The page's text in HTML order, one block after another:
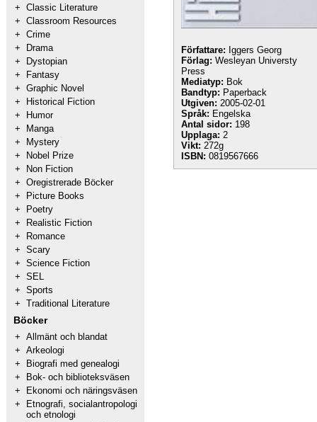
+ Classic Literature
+ Classroom Resources
+ Crime
+
Drama
+
Dystopian
+
Fantasy
+ Graphic Novel
+
Historical Fiction
+
Humor
+
Manga
+
Mystery
+
Nobel Prize
+
Non Fiction
+ Oregistrerade Böcker
+
Picture Books
+
Poetry
+
Realistic Fiction
+
Romance
+ Scary
+ Science Fiction
+ SEL
+ Sports
+ Traditional Literature
Böcker
+ Allmänt och blandat
+ Arkeologi
+
Biografi med genealogi
+
Bok- och biblioteksväsen
+
Ekonomi och näringsväsen
+
Etnografi, socialantropologi
och etnologi
Författare: Iggers Georg
Förlag: Wesleyan Universty
Press
Mediatyp: Bok
Bandtyp: Paperback
Utgiven: 2005-02-01
Språk: Engelska
Antal sidor: 198
Upplaga: 2
Vikt: 272g
ISBN: 0819567666